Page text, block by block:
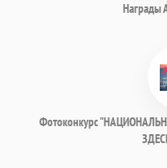
Награды
Фотоконкурс